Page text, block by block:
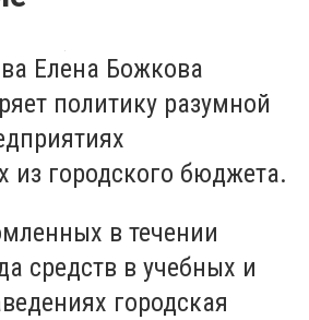
Елена Божкова
политику разумной
из городского бюджета.
в течении
средств в учебных и
городская